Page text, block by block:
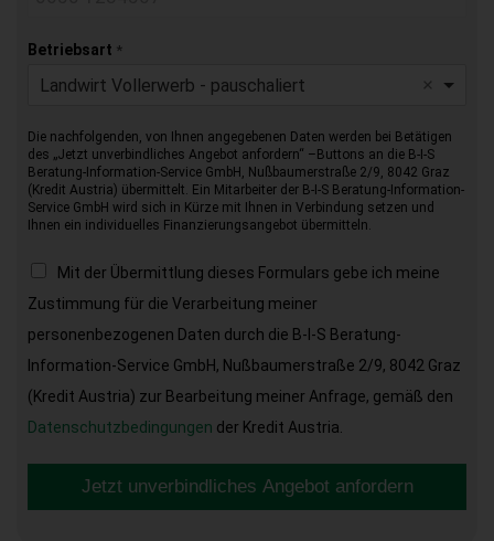
Betriebsart *
Landwirt Vollerwerb - pauschaliert
Die nachfolgenden, von Ihnen angegebenen Daten werden bei Betätigen
des „Jetzt unverbindliches Angebot anfordern“ –Buttons an die B-I-S
Beratung-Information-Service GmbH, Nußbaumerstraße 2/9, 8042 Graz
(Kredit Austria) übermittelt. Ein Mitarbeiter der B-I-S Beratung-Information-
Service GmbH wird sich in Kürze mit Ihnen in Verbindung setzen und
Ihnen ein individuelles Finanzierungsangebot übermitteln.
Mit der Übermittlung dieses Formulars gebe ich meine
Zustimmung für die Verarbeitung meiner
personenbezogenen Daten durch die B-I-S Beratung-
Information-Service GmbH, Nußbaumerstraße 2/9, 8042 Graz
(Kredit Austria) zur Bearbeitung meiner Anfrage, gemäß den
Datenschutzbedingungen der Kredit Austria.
Jetzt unverbindliches Angebot anfordern